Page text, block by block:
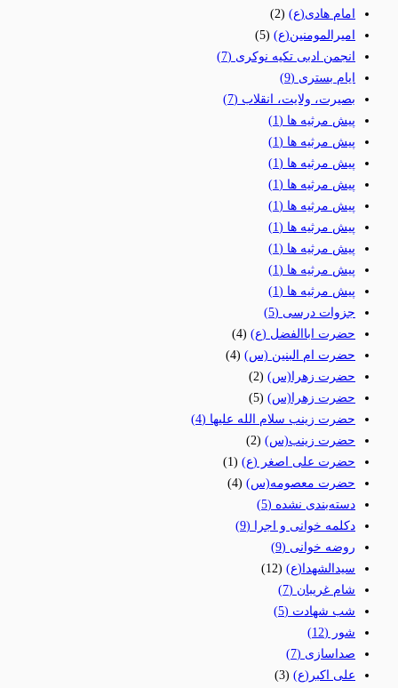
امام هادی(ع) (2)
امیرالمومنین(ع) (5)
انجمن ادبی تکیه نوکری (7)
ایام بستری (9)
بصیرت، ولایت، انقلاب (7)
پیش مرثیه ها (1)
پیش مرثیه ها (1)
پیش مرثیه ها (1)
پیش مرثیه ها (1)
پیش مرثیه ها (1)
پیش مرثیه ها (1)
پیش مرثیه ها (1)
پیش مرثیه ها (1)
پیش مرثیه ها (1)
جزوات درسی (5)
حضرت اباالفضل (ع) (4)
حضرت ام البنین (س) (4)
حضرت زهرا(س) (2)
حضرت زهرا(س) (5)
حضرت زینب سلام الله علیها (4)
حضرت زینب(س) (2)
حضرت علی اصغر (ع) (1)
حضرت معصومه(س) (4)
دسته‌بندی نشده (5)
دکلمه خوانی و اجرا (9)
روضه خوانی (9)
سیدالشهدا(ع) (12)
شام غریبان (7)
شب شهادت (5)
شور (12)
صداسازی (7)
علی اکبر(ع) (3)